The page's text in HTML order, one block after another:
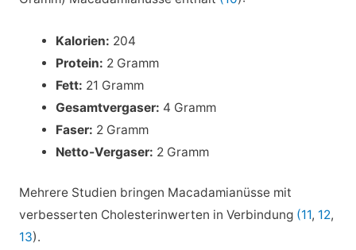
Kalorien: 204
Protein: 2 Gramm
Fett: 21 Gramm
Gesamtvergaser: 4 Gramm
Faser: 2 Gramm
Netto-Vergaser: 2 Gramm
Mehrere Studien bringen Macadamianüsse mit
verbesserten Cholesterinwerten in Verbindung(11, 12,
13).